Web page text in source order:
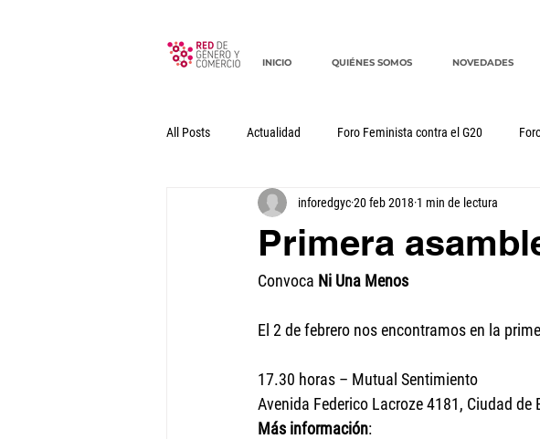
INICIO QUIÉNES SOMOS NOVEDADES
All Posts Actualidad Foro Feminista contra el G20
Documentos Declaraciones Género, comercio y
Primera
inforedgyc20 feb 2018 1 min de lectura
Convoca Ni Una Menos
El 2 de febrero nos encontramos en la
17.30 horas – Mutual Sentimiento
Avenida Federico Lacroze 4181, Ciudad de
Más información: